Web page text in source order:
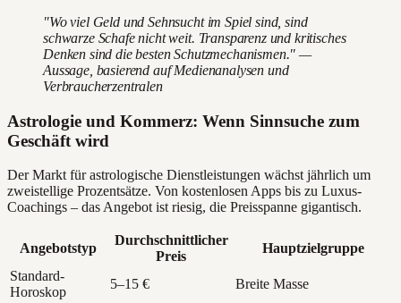
"Wo viel Geld und Sehnsucht im Spiel sind, sind
schwarze Schafe nicht weit. Transparenz und kritisches
Denken sind die besten Schutzmechanismen." —
Aussage, basierend auf Medienanalysen und
Verbraucherzentralen
Astrologie und Kommerz: Wenn Sinnsuche zum
Geschäft wird
Der Markt für astrologische Dienstleistungen wächst jährlich um
zweistellige Prozentsätze. Von kostenlosen Apps bis zu Luxus-
Coachings – das Angebot ist riesig, die Preisspanne gigantisch.
Angebotstyp
Durchschnittlicher
Preis
Hauptzielgruppe
Standard-
Horoskop
5–15 €
Breite Masse